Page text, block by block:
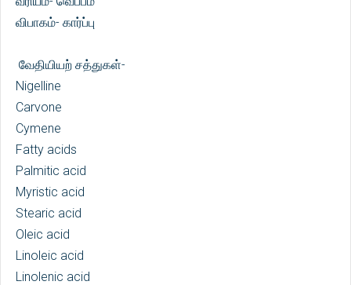
விபாகம்- கார்ப்பு
வேதியியற் சத்துகள்-
Nigelline
Carvone
Cymene
Fatty acids
Palmitic acid
Myristic acid
Stearic acid
Oleic acid
Linoleic acid
Linolenic acid